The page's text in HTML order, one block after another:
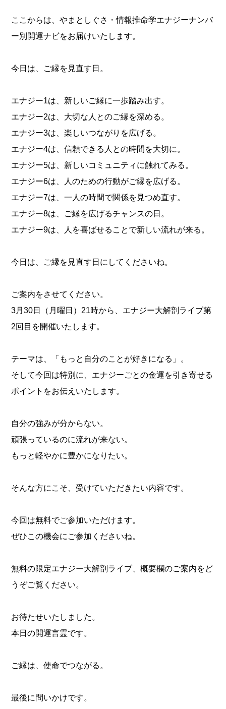
ここからは、やまとしぐさ・情報推命学エナジーナンバ
ー別開運ナビをお届けいたします。
今日は、ご縁を見直す日。
エナジー1は、新しいご縁に一歩踏み出す。
エナジー2は、大切な人とのご縁を深める。
エナジー3は、楽しいつながりを広げる。
エナジー4は、信頼できる人との時間を大切に。
エナジー5は、新しいコミュニティに触れてみる。
エナジー6は、人のための行動がご縁を広げる。
エナジー7は、一人の時間で関係を見つめ直す。
エナジー8は、ご縁を広げるチャンスの日。
エナジー9は、人を喜ばせることで新しい流れが来る。
今日は、ご縁を見直す日にしてくださいね。
ご案内をさせてください。
3月30日（月曜日）21時から、エナジー大解剖ライブ第
2回目を開催いたします。
テーマは、「もっと自分のことが好きになる」。
そして今回は特別に、エナジーごとの金運を引き寄せる
ポイントをお伝えいたします。
自分の強みが分からない。
頑張っているのに流れが来ない。
もっと軽やかに豊かになりたい。
そんな方にこそ、受けていただきたい内容です。
今回は無料でご参加いただけます。
ぜひこの機会にご参加くださいね。
無料の限定エナジー大解剖ライブ、概要欄のご案内をど
うぞご覧ください。
お待たせいたしました。
本日の開運言霊です。
ご縁は、使命でつながる。
最後に問いかけです。